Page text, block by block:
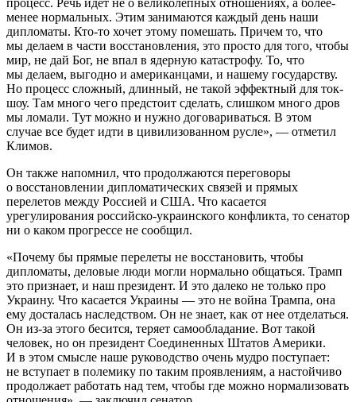
менее нормальных. Этим занимаются каждый день наши
дипломаты. Кто-то хочет этому помешать. Причем то, что
мы делаем в части восстановления, это просто для того, чтобы
мир, не дай Бог, не впал в ядерную катастрофу. То, что
мы делаем, выгодно и американцами, и нашему государству.
Но процесс сложный, длинный, не такой эффектный для ток-
шоу. Там много чего предстоит сделать, слишком много дров
мы ломали. Тут можно и нужно договариваться. В этом
случае все будет идти в цивилизованном русле», — отметил
Климов.
Он также напомнил, что продолжаются переговоры
о восстановлении дипломатических связей и прямых
перелетов между Россией и США. Что касается
урегулирования российско-украинского конфликта, то сенатор
ни о каком прогрессе не сообщил.
«Почему бы прямые перелеты не восстановить, чтобы
дипломаты, деловые люди могли нормально общаться. Трамп
это признает, и наш президент. И это далеко не только про
Украину. Что касается Украины — это не война Трампа, она
ему досталась наследством. Он не знает, как от нее отделаться.
Он из-за этого бесится, теряет самообладание. Вот такой
человек, но он президент Соединенных Штатов Америки.
И в этом смысле наше руководство очень мудро поступает:
не вступает в полемику по таким проявлениям, а настойчиво
продолжает работать над тем, чтобы где можно нормализовать